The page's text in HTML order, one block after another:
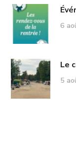
6
Le
5